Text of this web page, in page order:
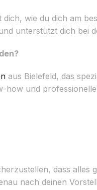
wie du dich am
unterstützt dich bei
aus Bielefeld, das
how und
dass alles
nach deinen